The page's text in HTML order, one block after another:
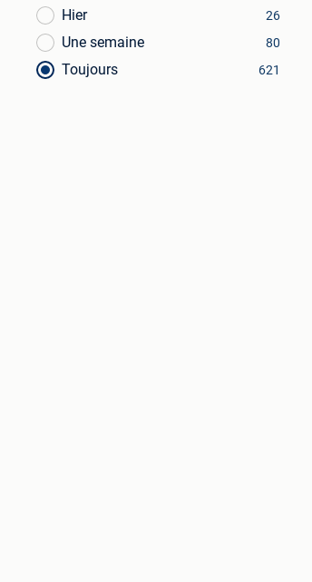
Hier 26
Une semaine 80
Toujours 621